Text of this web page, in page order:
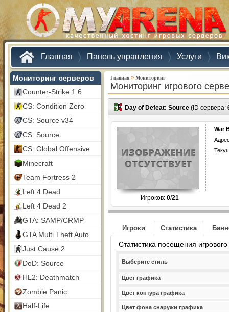
Главная Панель управления Услуги
Мониторинг серверов
Counter-Strike 1.6
CS: Condition Zero
CS: Source v34
CS: Source
CS: Global Offensive
Minecraft
Team Fortress 2
Left 4 Dead
Left 4 Dead 2
GTA: SAMP/CRMP
GTA Multi Theft Auto
Just Cause 2
DoD: Source
HL2: Deathmatch
Zombie Panic
Half-Life
Главная » Мониторинг
Мониторинг игрового
Day of Defeat: Source (ID сервера:
Игроков: 0/21
War
Игроки Статистика
Статистика посещения
Выберите стиль
Цвет графика
Цвет контура графика
Цвет фона снаружи графика